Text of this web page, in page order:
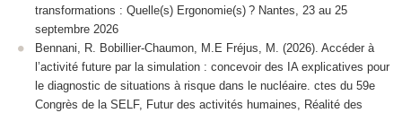
transformations : Quelle(s) Ergonomie(s) ? Nantes, 23 au 25
septembre 2026
Bennani, R. Bobillier-Chaumon, M.E Fréjus, M. (2026). Accéder à
l’activité future par la simulation : concevoir des IA explicatives pour
le diagnostic de situations à risque dans le nucléaire. ctes du 59e
Congrès de la SELF, Futur des activités humaines, Réalité des